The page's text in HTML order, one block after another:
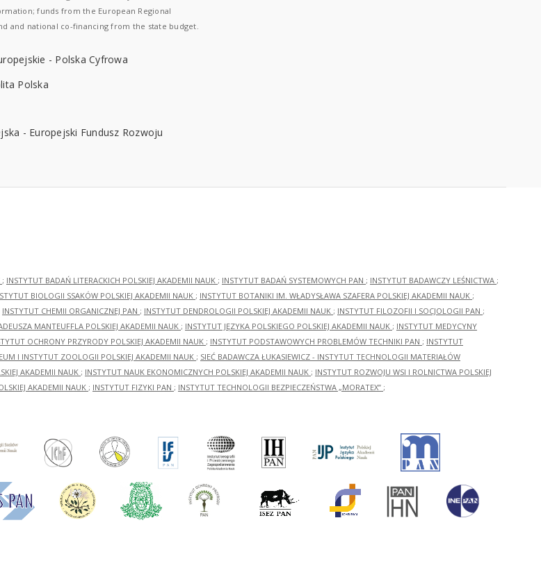
funds from the European Regional
and national co-financing from the state budget.
; INSTYTUT BADAŃ LITERACKICH POLSKIEJ AKADEMII NAUK ; INSTYTUT BADAŃ SYSTEMOWYCH PAN ; INSTYTUT BADAWCZY LEŚNICTWA ;
BIOLOGII SSAKÓW POLSKIEJ AKADEMII NAUK ; INSTYTUT BOTANIKI IM. WŁADYSŁAWA SZAFERA POLSKIEJ AKADEMII NAUK ;
INSTYTUT CHEMII ORGANICZNEJ PAN ; INSTYTUT DENDROLOGII POLSKIEJ AKADEMII NAUK ; INSTYTUT FILOZOFII I SOCJOLOGII PAN ;
MANTEUFFLA POLSKIEJ AKADEMII NAUK ; INSTYTUT JĘZYKA POLSKIEGO POLSKIEJ AKADEMII NAUK ; INSTYTUT MEDYCYNY
OCHRONY PRZYRODY POLSKIEJ AKADEMII NAUK ; INSTYTUT PODSTAWOWYCH PROBLEMÓW TECHNIKI PAN ; INSTYTUT
I INSTYTUT ZOOLOGII POLSKIEJ AKADEMII NAUK ; SIEĆ BADAWCZA ŁUKASIEWICZ - INSTYTUT TECHNOLOGII MATERIAŁÓW
AKADEMII NAUK ; INSTYTUT NAUK EKONOMICZNYCH POLSKIEJ AKADEMII NAUK ; INSTYTUT ROZWOJU WSI I ROLNICTWA POLSKIEJ
AKADEMII NAUK ; INSTYTUT FIZYKI PAN ; INSTYTUT TECHNOLOGII BEZPIECZEŃSTWA „MORATEX” ;